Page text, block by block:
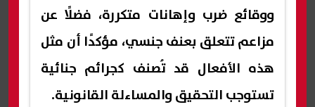
ووقائع ضرب وإهانات متكررة، فضلًا عن
مزاعم تتعلق بعنف جنسي، مؤكدًا أن مثل
هذه الأفعال قد تُصنف كجرائم جنائية
تستوجب التحقيق والمساءلة القانونية.